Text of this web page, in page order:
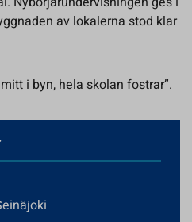
av lokalerna stod klar
i byn, hela skolan fostrar”.